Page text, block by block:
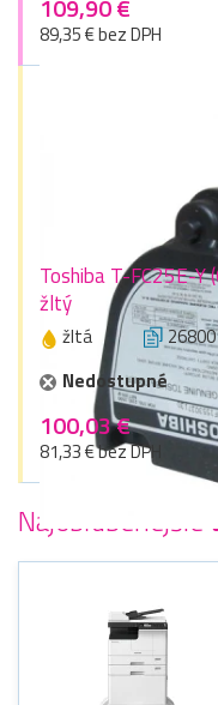
109,90 €
89,35 € bez DPH
Toshiba T-FC25E-Y
žltý
žltá
Nedostupné
100,03 €
81,33 € bez DPH
Najobľúbenejšie